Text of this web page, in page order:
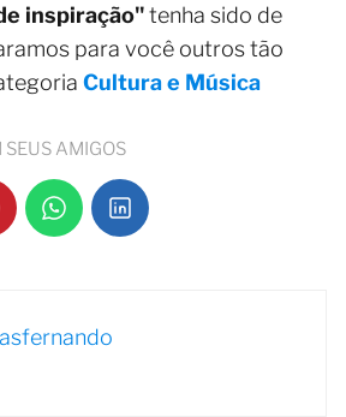
inspiração"tenha sido de
para você outros tão
Cultura e Música
AMIGOS